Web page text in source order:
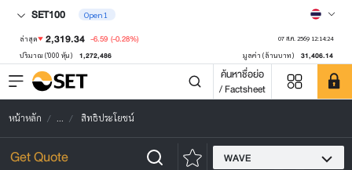
SET100 Open1
ล่าสุด 2,319.34 -6.59 (-0.28%) 07 ส.ค. 2569 12:14:24
ปริมาณ ('000 หุ้น) 1,272,486 มูลค่า (ล้านบาท) 31,406.14
ค้นหาชื่อย่อ
/ Factsheet
หน้าหลัก ... สิทธิประโยชน์
WAVE